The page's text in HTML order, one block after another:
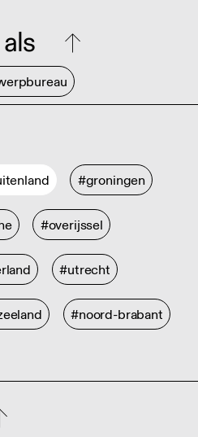
#groningen
#overijssel
#utrecht
#noord-brabant